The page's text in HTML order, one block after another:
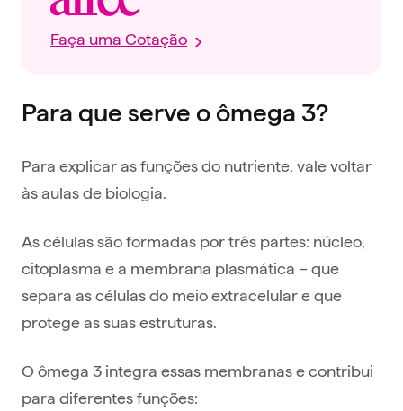
Faça uma Cotação
Para que serve o ômega 3?
Para explicar as funções do nutriente, vale voltar
às aulas de biologia.
As células são formadas por três partes: núcleo,
citoplasma e a membrana plasmática – que
separa as células do meio extracelular e que
protege as suas estruturas.
O ômega 3 integra essas membranas e contribui
para diferentes funções: